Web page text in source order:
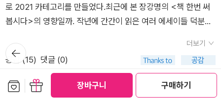
장바구니 구매하기
로 2021 카테고리를 만들었다.최근에 본 장강명의 <책 한번 써
봅시다>의 영향일까. 작년에 간간이 읽은 여러 에세이들 덕분일
래도 유행했던 여러 에세이들이나 독립 서적 출판물 등은 챙겨봤
다. <죽은 자의 집 청소>는 읽기 괴로웠고 익히 예상했던 내용이
지만, 정직한 노동의 과정을 볼 수 있어서 의미 있었다. 책을 읽다
가 예전에 블로그에서 쓰레기집 위주로 청소해주는 키티 캐릭터
더보기
공감 (15) 댓글 (0)
AgalmA
뒤로가
기